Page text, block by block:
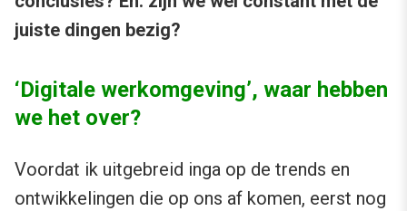
juiste dingen bezig?
‘Digitale werkomgeving’, waar hebben
we het over?
Voordat ik uitgebreid inga op de trends en
ontwikkelingen die op ons af komen, eerst nog